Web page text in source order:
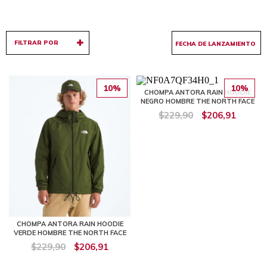
FILTRAR POR
10%
CHOMPA ANTORA RAIN HOODIE
VERDE HOMBRE THE NORTH FACE
$229,90 $206,91
10%
CHOMPA ANTORA RAIN HOODIE
NEGRO HOMBRE THE NORTH FACE
$229,90 $206,91